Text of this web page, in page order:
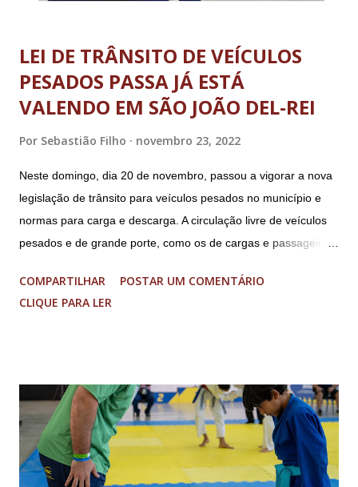
LEI DE TRÂNSITO DE VEÍCULOS
PESADOS PASSA JÁ ESTÁ
VALENDO EM SÃO JOÃO DEL-REI
Por Sebastião Filho novembro 23, 2022
Neste domingo, dia 20 de novembro, passou a vigorar a nova
legislação de trânsito para veículos pesados no município e
normas para carga e descarga. A circulação livre de veículos
pesados e de grande porte, como os de cargas e passageiros
Tijuco (com total liberdade apenas no Colônia). No centro
histórico e área restrita à circulação de veículos cujo peso
das 08h às 18h; aos sábados das 08h às 13h; Nos domingos e
feriados livres. Haverá tolerância de 30 minutos, após o
término dos horários estabelecidos aos veículos que já se
encontrarem em operação de descarga. A nova legislação vale
COMPARTILHAR
POSTAR UM COMENTÁRIO
CLIQUE PARA LER